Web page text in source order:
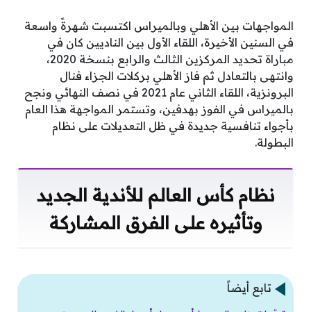
المواجهات بين الأهلي وبالميراس اكتسبت شهرةً واسعة
في السنين الأخيرة، اللقاء الأول بين الناديين كان في
مباراة تحديد المركزين الثالث والرابع بنسخة 2020،
وانتهى بالتعادل ثم فاز الأهلي بركلات الجزاء فنال
البرونزية، اللقاء الثاني عام 2021 في نصف النهائي ونجح
بالميراس في الفوز بهدفين، وتستمر المواجهة هذا العام
بأجواء تنافسية جديدة في ظل التعديلات على نظام
البطولة.
نظام كأس العالم للأندية الجديد
وتأثيره على الفرق المشاركة
تابع أيضاً